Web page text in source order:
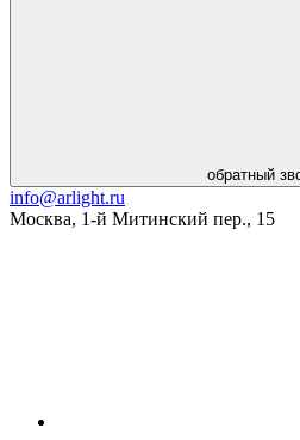
обратный
info@arlight.ru
Москва, 1-й Митинский пер., 15